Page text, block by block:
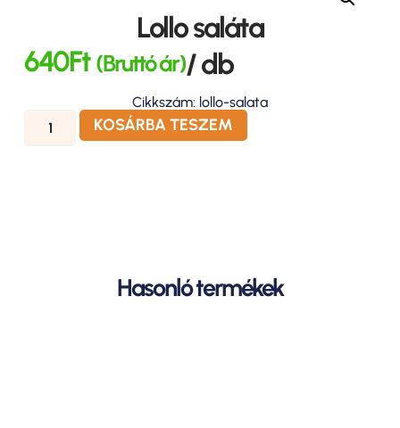
Lollo saláta
640Ft (Bruttó ár)/ db
Cikkszám: lollo-salata
KOSÁRBA TESZEM
Hasonló termékek